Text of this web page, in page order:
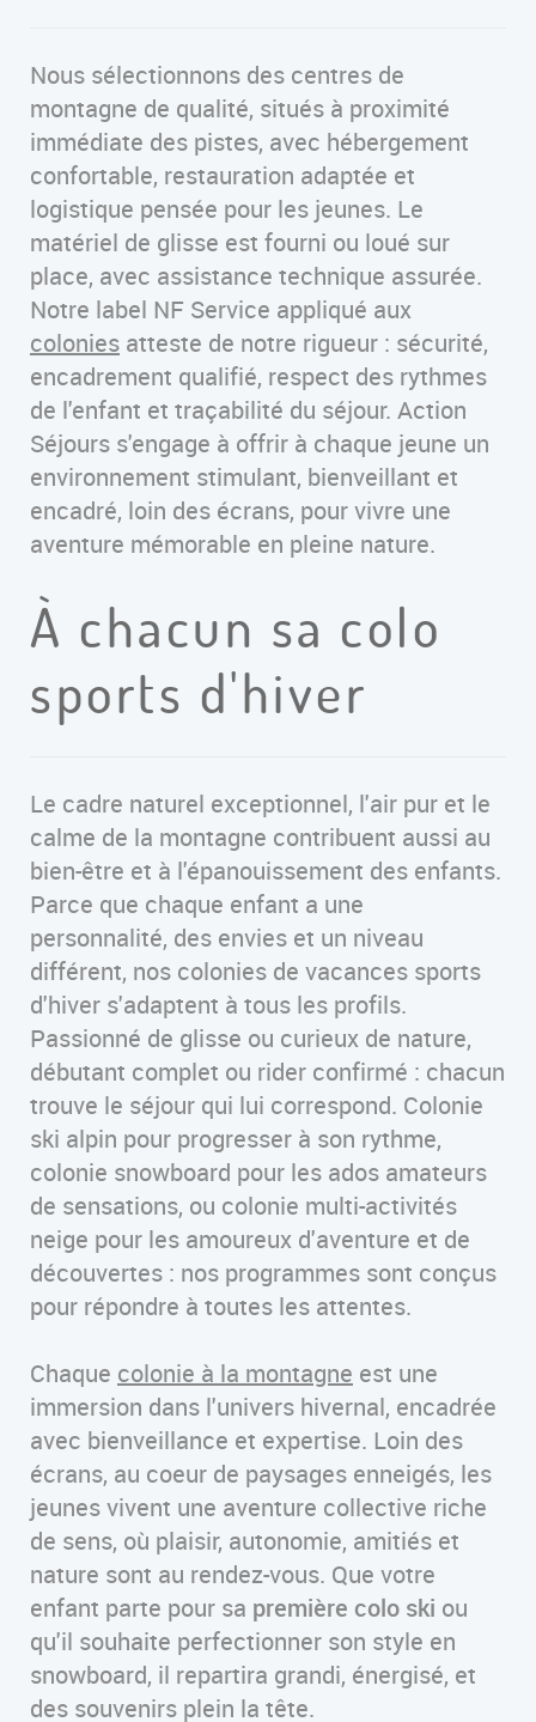
Nous sélectionnons des centres de
montagne de qualité, situés à proximité
immédiate des pistes, avec hébergement
confortable, restauration adaptée et
logistique pensée pour les jeunes. Le
matériel de glisse est fourni ou loué sur
place, avec assistance technique assurée.
Notre label NF Service appliqué aux
colonies atteste de notre rigueur : sécurité,
encadrement qualifié, respect des rythmes
de l'enfant et traçabilité du séjour. Action
Séjours s'engage à offrir à chaque jeune un
environnement stimulant, bienveillant et
encadré, loin des écrans, pour vivre une
aventure mémorable en pleine nature.
À chacun sa colo
sports d'hiver
Le cadre naturel exceptionnel, l'air pur et le
calme de la montagne contribuent aussi au
bien-être et à l'épanouissement des enfants.
Parce que chaque enfant a une
personnalité, des envies et un niveau
différent, nos colonies de vacances sports
d'hiver s'adaptent à tous les profils.
Passionné de glisse ou curieux de nature,
débutant complet ou rider confirmé : chacun
trouve le séjour qui lui correspond. Colonie
ski alpin pour progresser à son rythme,
colonie snowboard pour les ados amateurs
de sensations, ou colonie multi-activités
neige pour les amoureux d'aventure et de
découvertes : nos programmes sont conçus
pour répondre à toutes les attentes.
Chaque colonie à la montagne est une
immersion dans l'univers hivernal, encadrée
avec bienveillance et expertise. Loin des
écrans, au coeur de paysages enneigés, les
jeunes vivent une aventure collective riche
de sens, où plaisir, autonomie, amitiés et
nature sont au rendez-vous. Que votre
enfant parte pour sa première colo ski ou
qu'il souhaite perfectionner son style en
snowboard, il repartira grandi, énergisé, et
des souvenirs plein la tête.